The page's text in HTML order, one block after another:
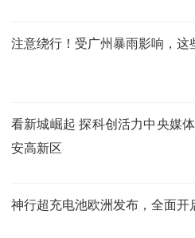
注意绕行！受广州暴雨影响，这
看新城崛起 探科创活力中央媒
安高新区
神行超充电池欧洲发布，全面开